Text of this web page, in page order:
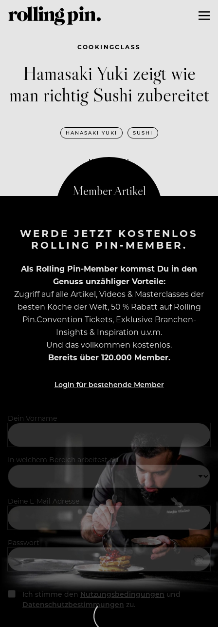
COOKINGCLASS
Hamasaki Yuki zeigt wie
man richtig Sushi zubereitet
HANASAKI YUKI SUSHI
MAI 19, 2021
WERDE JETZT KOSTENLOS
ROLLING PIN-MEMBER.
Als Rolling Pin-Member kommst Du in den
Genuss unzähliger Vorteile:
Zugriff auf alle Artikel, Videos & Masterclasses der
besten Köche der Welt, 50 % Rabatt auf Rolling
Pin.Convention Tickets, Exklusive Branchen-
Insights & Inspiration u.v.m.
Und das vollkommen kostenlos.
Bereits über 120.000 Member.
Login für bestehende Member
Dein Vorname
In welchem Bereich arbeitest du
Deine E-Mail Adresse
Passwort
Ich stimme den Nutzungsbedingungen und
Datenschutzbestimmungen zu.